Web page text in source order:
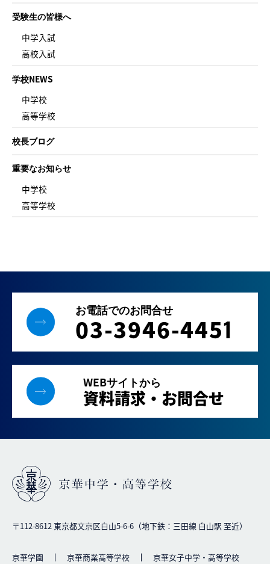
受験生の皆様へ
中学入試
高校入試
学校NEWS
中学校
高等学校
校長ブログ
重要なお知らせ
中学校
高等学校
お電話でのお問合せ
03-3946-4451
WEBサイトから
資料請求・お問合せ
〒112-8612 東京都文京区白山5-6-6（地下鉄：三田線 白山駅 至近）
京華学園 京華商業高等学校 京華女子中学・高等学校